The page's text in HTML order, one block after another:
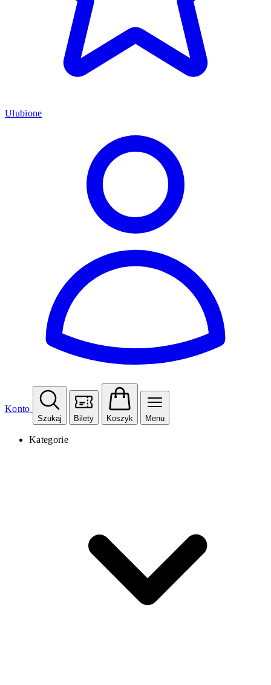
Ulubione
Konto
Szukaj Bilety Koszyk Menu
Kategorie